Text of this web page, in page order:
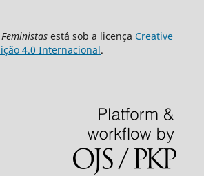
está sob a licença Creative
4.0 Internacional.